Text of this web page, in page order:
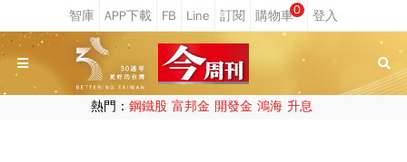
0
熱門： 鋼鐵股 富邦金 開發金 鴻海 升息